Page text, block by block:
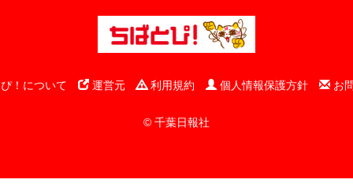
！について 運営元 利用規約 個人情報保護方針 お
© 千葉日報社